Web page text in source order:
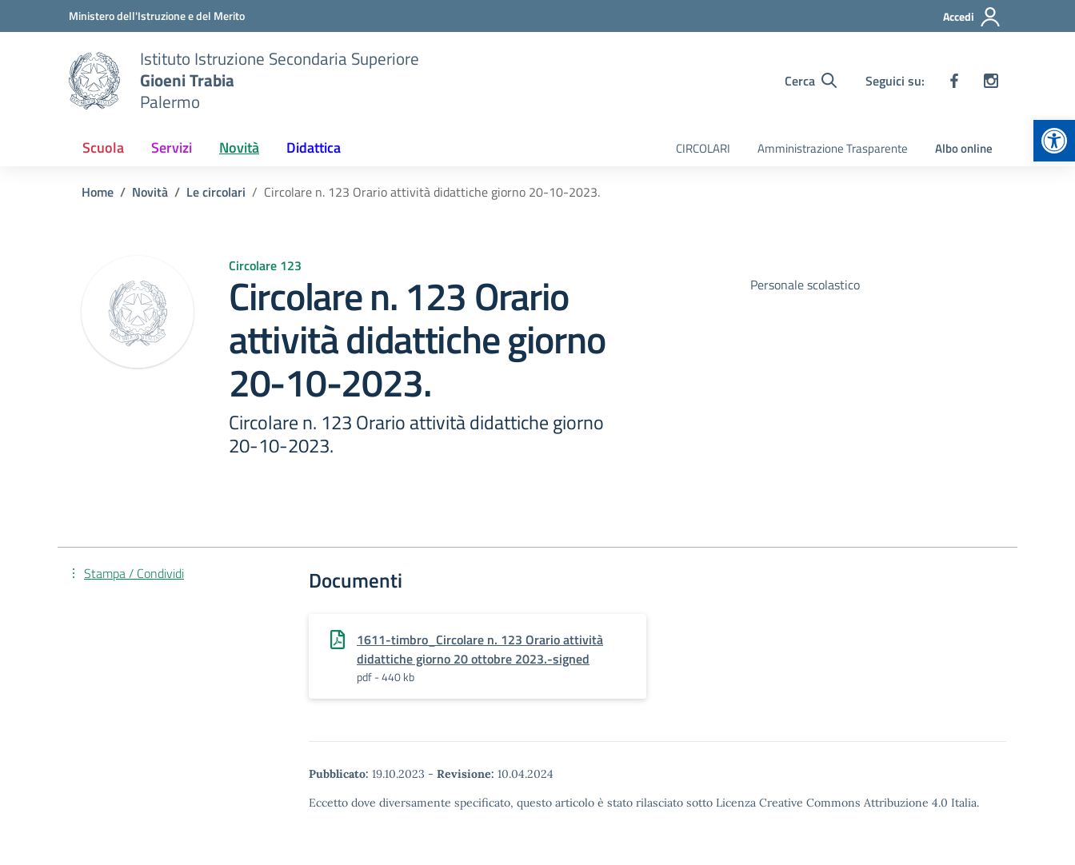
Vai ai contenuti
Vai al menu di navigazioneMinistero dell'Istruzione e del Merito Accedi
Istituto Istruzione Secondaria Superiore
Gioeni Trabia
Palermo
Cerca Seguici su:
Scuola Servizi Novità Didattica CIRCOLARI Amministrazione Trasparente Albo online
Home Novità Le circolari Circolare n. 123 Orario attività didattiche giorno 20-10-2023.
Circolare 123
Circolare n. 123 Orario
attività didattiche giorno
20-10-2023.
Circolare n. 123 Orario attività didattiche giorno
20-10-2023.
Personale scolastico
Documenti
1611-timbro_Circolare n. 123 Orario attività
didattiche giorno 20 ottobre 2023.-signed
pdf - 440 kb
Pubblicato: 19.10.2023 - Revisione: 10.04.2024
Eccetto dove diversamente specificato, questo articolo è stato rilasciato sotto Licenza Creative Commons Attribuzione 4.0 Italia.
Stampa / Condividi